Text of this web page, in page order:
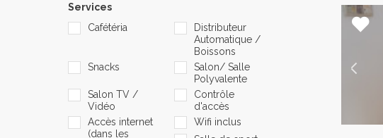
Services
Cafétéria
Distributeur
Automatique /
Boissons
Snacks
Salon/ Salle
Polyvalente
Salon TV /
Vidéo
Contrôle
d'accès
Accès internet
(dans les
Wifi inclus